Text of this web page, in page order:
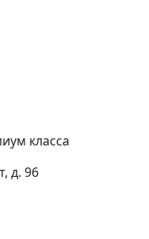
класса
д. 96